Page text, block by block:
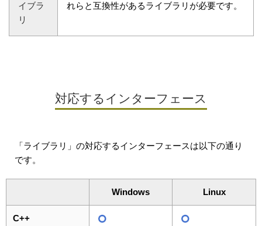
イブラ
リ
れらと互換性があるライブラリが必要です。
対応するインターフェース
「ライブラリ」の対応するインターフェースは以下の通り
です。
Windows Linux
C++